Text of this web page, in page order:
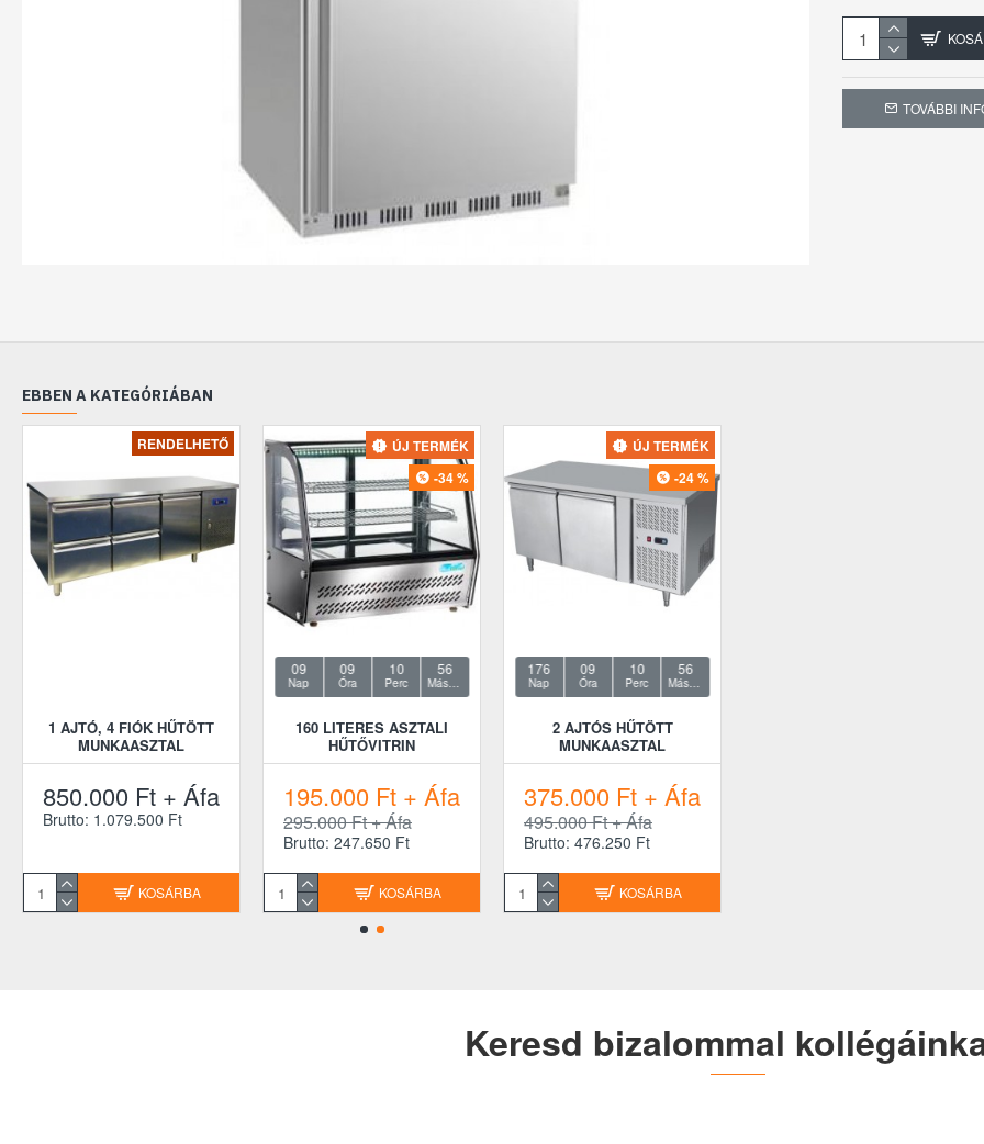
Megfordítható
Nincs beépített
TOVÁBBI
EBBEN A KATEGÓRIÁBAN
RENDELHETŐ
1 AJTÓ, 4 FIÓK HŰTÖTT
MUNKAASZTAL
850.000 Ft + Áfa
Brutto: 1.079.500 Ft
KOSÁRBA
ÚJ TERMÉK
-34 %
09
Nap
09
Óra
10
Perc
55
Másodperc
160 LITERES ASZTALI
HŰTŐVITRIN
195.000 Ft + Áfa
295.000 Ft + Áfa
Brutto: 247.650 Ft
KOSÁRBA
ÚJ TERMÉK
-24 %
176
Nap
09
Óra
10
Perc
55
Másodperc
2 AJTÓS HŰTÖTT
MUNKAASZTAL
375.000 Ft + Áfa
495.000 Ft + Áfa
Brutto: 476.250 Ft
KOSÁRBA
Keresd bizalommal